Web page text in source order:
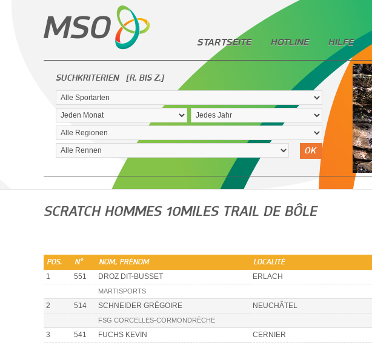
STARTSEITE HOTLINE HILFE
SUCHKRITERIEN [R. BIS Z.]
OK
SCRATCH HOMMES 10MILES TRAIL DE BÔLE
POS. N° NOM, PRÉNOM LOCALITÉ
1 551 DROZ DIT-BUSSET ERLACH
MARTISPORTS
2 514 SCHNEIDER GRÉGOIRE NEUCHÂTEL
FSG CORCELLES-CORMONDRÈCHE
3 541 FUCHS KEVIN CERNIER